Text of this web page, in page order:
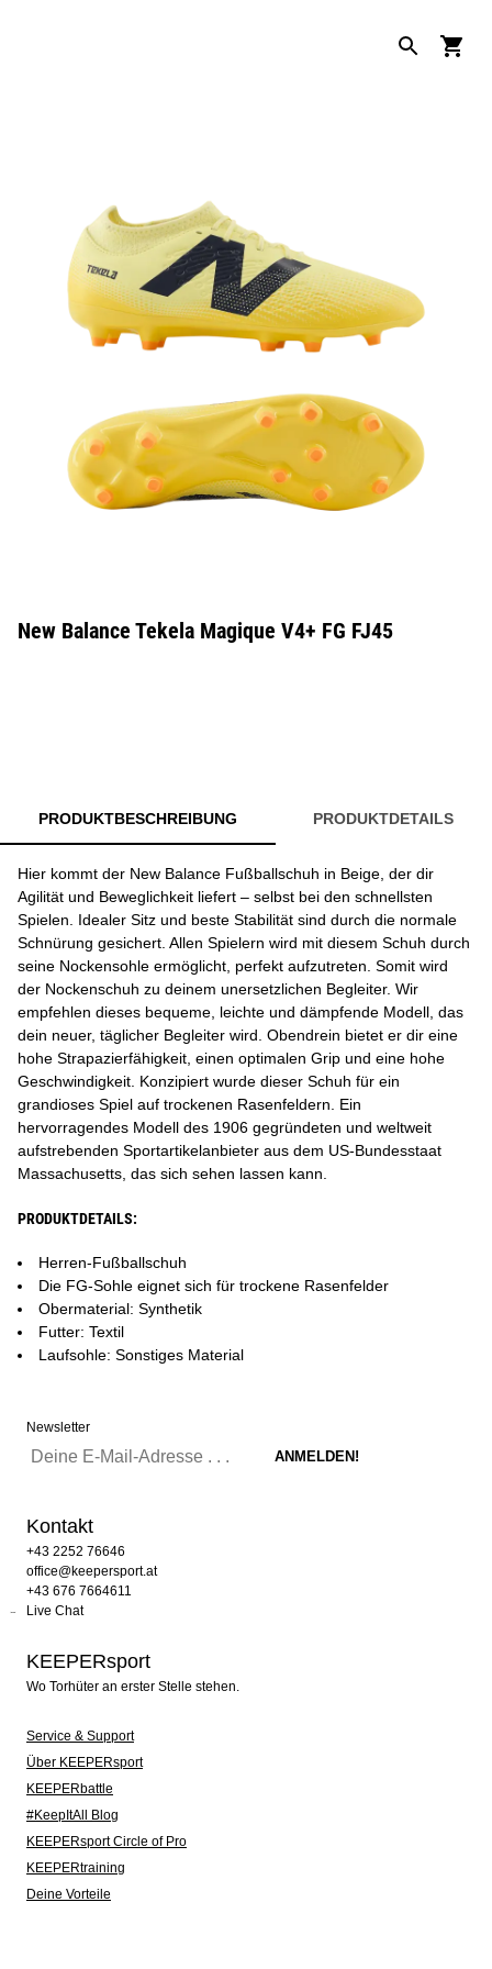
New Balance Tekela Magique V4+ FG FJ45
PRODUKTBESCHREIBUNG PRODUKTDETAILS
Hier kommt der New Balance Fußballschuh in Beige, der dir
Agilität und Beweglichkeit liefert – selbst bei den schnellsten
Spielen. Idealer Sitz und beste Stabilität sind durch die normale
Schnürung gesichert. Allen Spielern wird mit diesem Schuh durch
seine Nockensohle ermöglicht, perfekt aufzutreten. Somit wird
der Nockenschuh zu deinem unersetzlichen Begleiter. Wir
empfehlen dieses bequeme, leichte und dämpfende Modell, das
dein neuer, täglicher Begleiter wird. Obendrein bietet er dir eine
hohe Strapazierfähigkeit, einen optimalen Grip und eine hohe
Geschwindigkeit. Konzipiert wurde dieser Schuh für ein
grandioses Spiel auf trockenen Rasenfeldern. Ein
hervorragendes Modell des 1906 gegründeten und weltweit
aufstrebenden Sportartikelanbieter aus dem US-Bundesstaat
Massachusetts, das sich sehen lassen kann.
PRODUKTDETAILS:
Herren-Fußballschuh
Die FG-Sohle eignet sich für trockene Rasenfelder
Obermaterial: Synthetik
Futter: Textil
Laufsohle: Sonstiges Material
Newsletter
Kontakt
+43 2252 76646
office@keepersport.at
+43 676 7664611
Live Chat
KEEPERsport
Wo Torhüter an erster Stelle stehen.
Service & Support
Über KEEPERsport
KEEPERbattle
#KeepItAll Blog
KEEPERsport Circle of Pro
KEEPERtraining
Deine Vorteile